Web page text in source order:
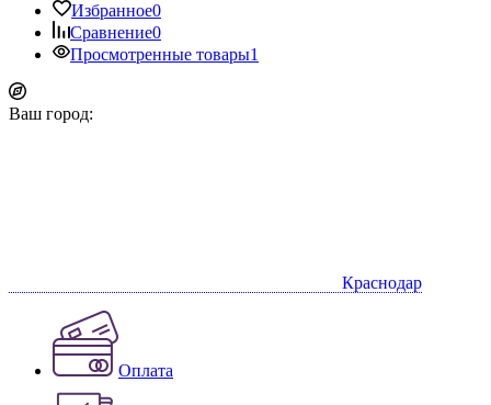
Избранное0
Сравнение0
Просмотренные товары1
Ваш город:
Краснодар
Оплата